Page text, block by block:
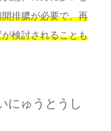
排膿が必要で、再
検討されることも
にゅうとうし